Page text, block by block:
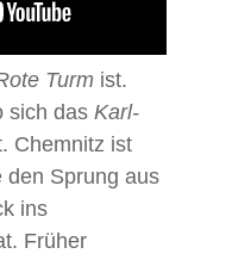
Turm ist.
sich das Karl-
Chemnitz ist
den Sprung aus
ins
Früher